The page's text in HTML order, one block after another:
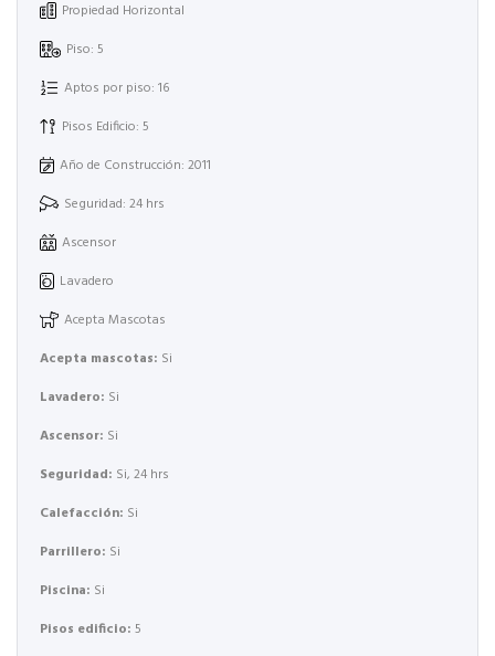
Propiedad Horizontal
Piso: 5
Aptos por piso: 16
Pisos Edificio: 5
Año de Construcción: 2011
Seguridad: 24 hrs
Ascensor
Lavadero
Acepta Mascotas
Acepta mascotas: Si
Lavadero: Si
Ascensor: Si
Seguridad: Si, 24 hrs
Calefacción: Si
Parrillero: Si
Piscina: Si
Pisos edificio: 5